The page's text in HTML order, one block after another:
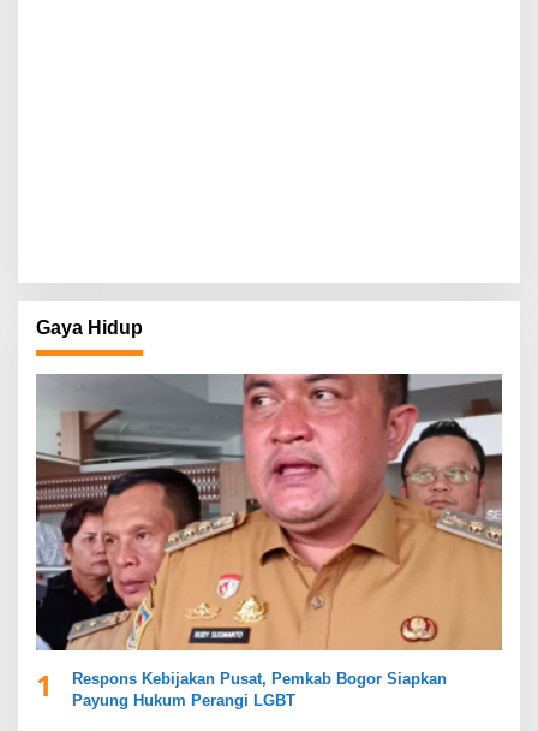
Gaya Hidup
1
Respons Kebijakan Pusat, Pemkab Bogor Siapkan
Payung Hukum Perangi LGBT